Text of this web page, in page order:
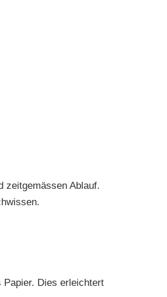
zeitgemässen Ablauf.
Papier. Dies erleichtert